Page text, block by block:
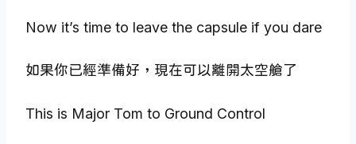
Now it’s time to leave the capsule if you dare
如果你已經準備好，現在可以離開太空艙了
This is Major Tom to Ground Control